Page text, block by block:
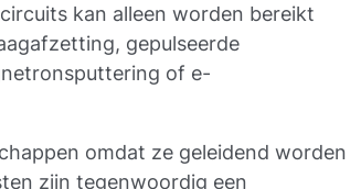
kan alleen worden bereikt
gepulseerde
of e-
omdat ze geleidend worden
zijn tegenwoordig een